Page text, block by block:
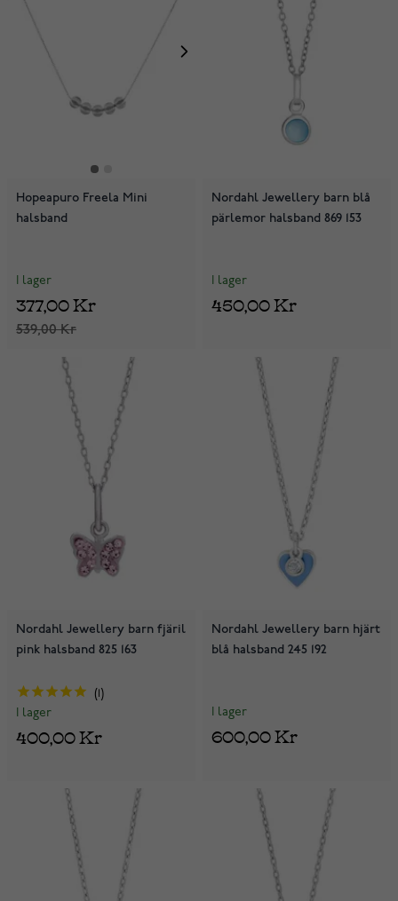
Hopeapuro Freela Mini
halsband
I lager
539,00 Kr
377,00 Kr
Nordahl Jewellery barn blå
pärlemor halsband 869 153
I lager
450,00 Kr
Nordahl Jewellery barn fjäril
pink halsband 825 163
I lager
400,00 Kr
Nordahl Jewellery barn hjärt
blå halsband 245 192
I lager
600,00 Kr